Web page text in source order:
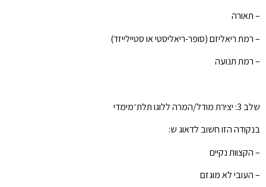
– תאורה
– רמת ריאליזם (סופר-ריאליסטי או סטיילייזד)
– רמת תנועה
שלב 3: יצירת מודל/המרה ללוגו תלת־מימדי
בנקודה הזו חשוב לדאוג ש:
– הקצוות נקיים
– העובי לא מוגזם